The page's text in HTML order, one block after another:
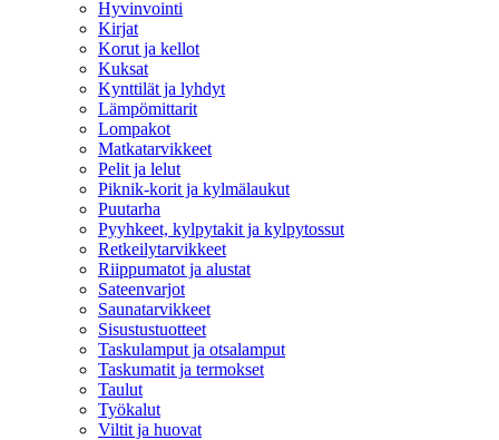
Hyvinvointi
Kirjat
Korut ja kellot
Kuksat
Kynttilät ja lyhdyt
Lämpömittarit
Lompakot
Matkatarvikkeet
Pelit ja lelut
Piknik-korit ja kylmälaukut
Puutarha
Pyyhkeet, kylpytakit ja kylpytossut
Retkeilytarvikkeet
Riippumatot ja alustat
Sateenvarjot
Saunatarvikkeet
Sisustustuotteet
Taskulamput ja otsalamput
Taskumatit ja termokset
Taulut
Työkalut
Viltit ja huovat